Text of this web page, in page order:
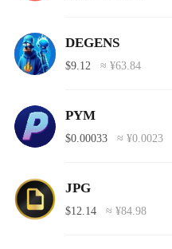
DEGENS
$9.12 ≈ ¥63.84
PYM
$0.00033 ≈ ¥0.0023
JPG
$12.14 ≈ ¥84.98